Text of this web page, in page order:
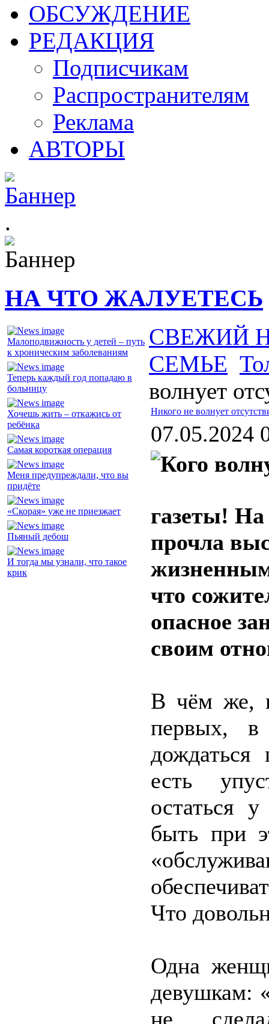
ОБСУЖДЕНИЕ
РЕДАКЦИЯ
Подписчикам
Распространителям
Реклама
АВТОРЫ
.
НА ЧТО ЖАЛУЕТЕСЬ
Малоподвижность у детей – путь
к хроническим заболеваниям
Теперь каждый год попадаю в
больницу
Хочешь жить – откажись от
ребёнка
Самая короткая операция
Меня предупреждали, что вы
придёте
«Скорая» уже не приезжает
Пьяный дебош
И тогда мы узнали, что такое
крик
СВЕЖИЙ
СЕМЬЕ
волнует
Никого не волнует
07.05.2024
газеты!
прочла
что
опасное
своим
В чём же,
первых,
есть
остаться
быть при
Что
Одна
девушкам:
не